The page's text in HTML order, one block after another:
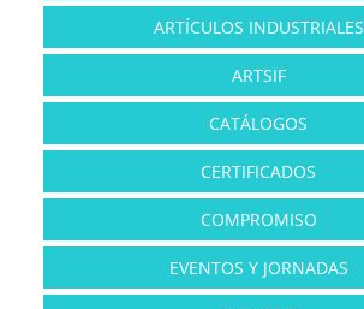
ARTÍCULOS INDUSTRIALES
ARTSIF
CATÁLOGOS
CERTIFICADOS
COMPROMISO
EVENTOS Y JORNADAS